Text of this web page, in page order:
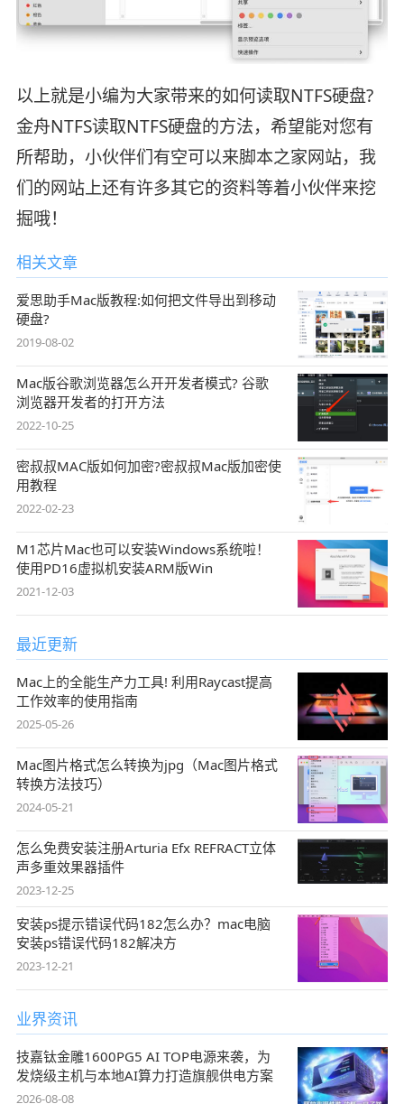
以上就是小编为大家带来的如何读取NTFS硬盘?
金舟NTFS读取NTFS硬盘的方法，希望能对您有
所帮助，小伙伴们有空可以来脚本之家网站，我
们的网站上还有许多其它的资料等着小伙伴来挖
掘哦！
相关文章
爱思助手Mac版教程:如何把文件导出到移动
硬盘?
2019-08-02
Mac版谷歌浏览器怎么开开发者模式? 谷歌
浏览器开发者的打开方法
2022-10-25
密叔叔MAC版如何加密?密叔叔Mac版加密使
用教程
2022-02-23
M1芯片Mac也可以安装Windows系统啦！
使用PD16虚拟机安装ARM版Win
2021-12-03
最近更新
Mac上的全能生产力工具! 利用Raycast提高
工作效率的使用指南
2025-05-26
Mac图片格式怎么转换为jpg（Mac图片格式
转换方法技巧）
2024-05-21
怎么免费安装注册Arturia Efx REFRACT立体
声多重效果器插件
2023-12-25
安装ps提示错误代码182怎么办？mac电脑
安装ps错误代码182解决方
2023-12-21
业界资讯
技嘉钛金雕1600PG5 AI TOP电源来袭，为
发烧级主机与本地AI算力打造旗舰供电方案
2026-08-08